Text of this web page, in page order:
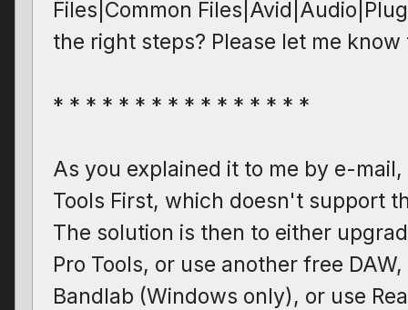
Files|Common
the right steps? Please let me
* * * * * * * * * * * * * * * *
As you explained it to me by e-
Tools First, which doesn't support
The solution is then to either
Pro Tools, or use another free
Bandlab (Windows only), or use